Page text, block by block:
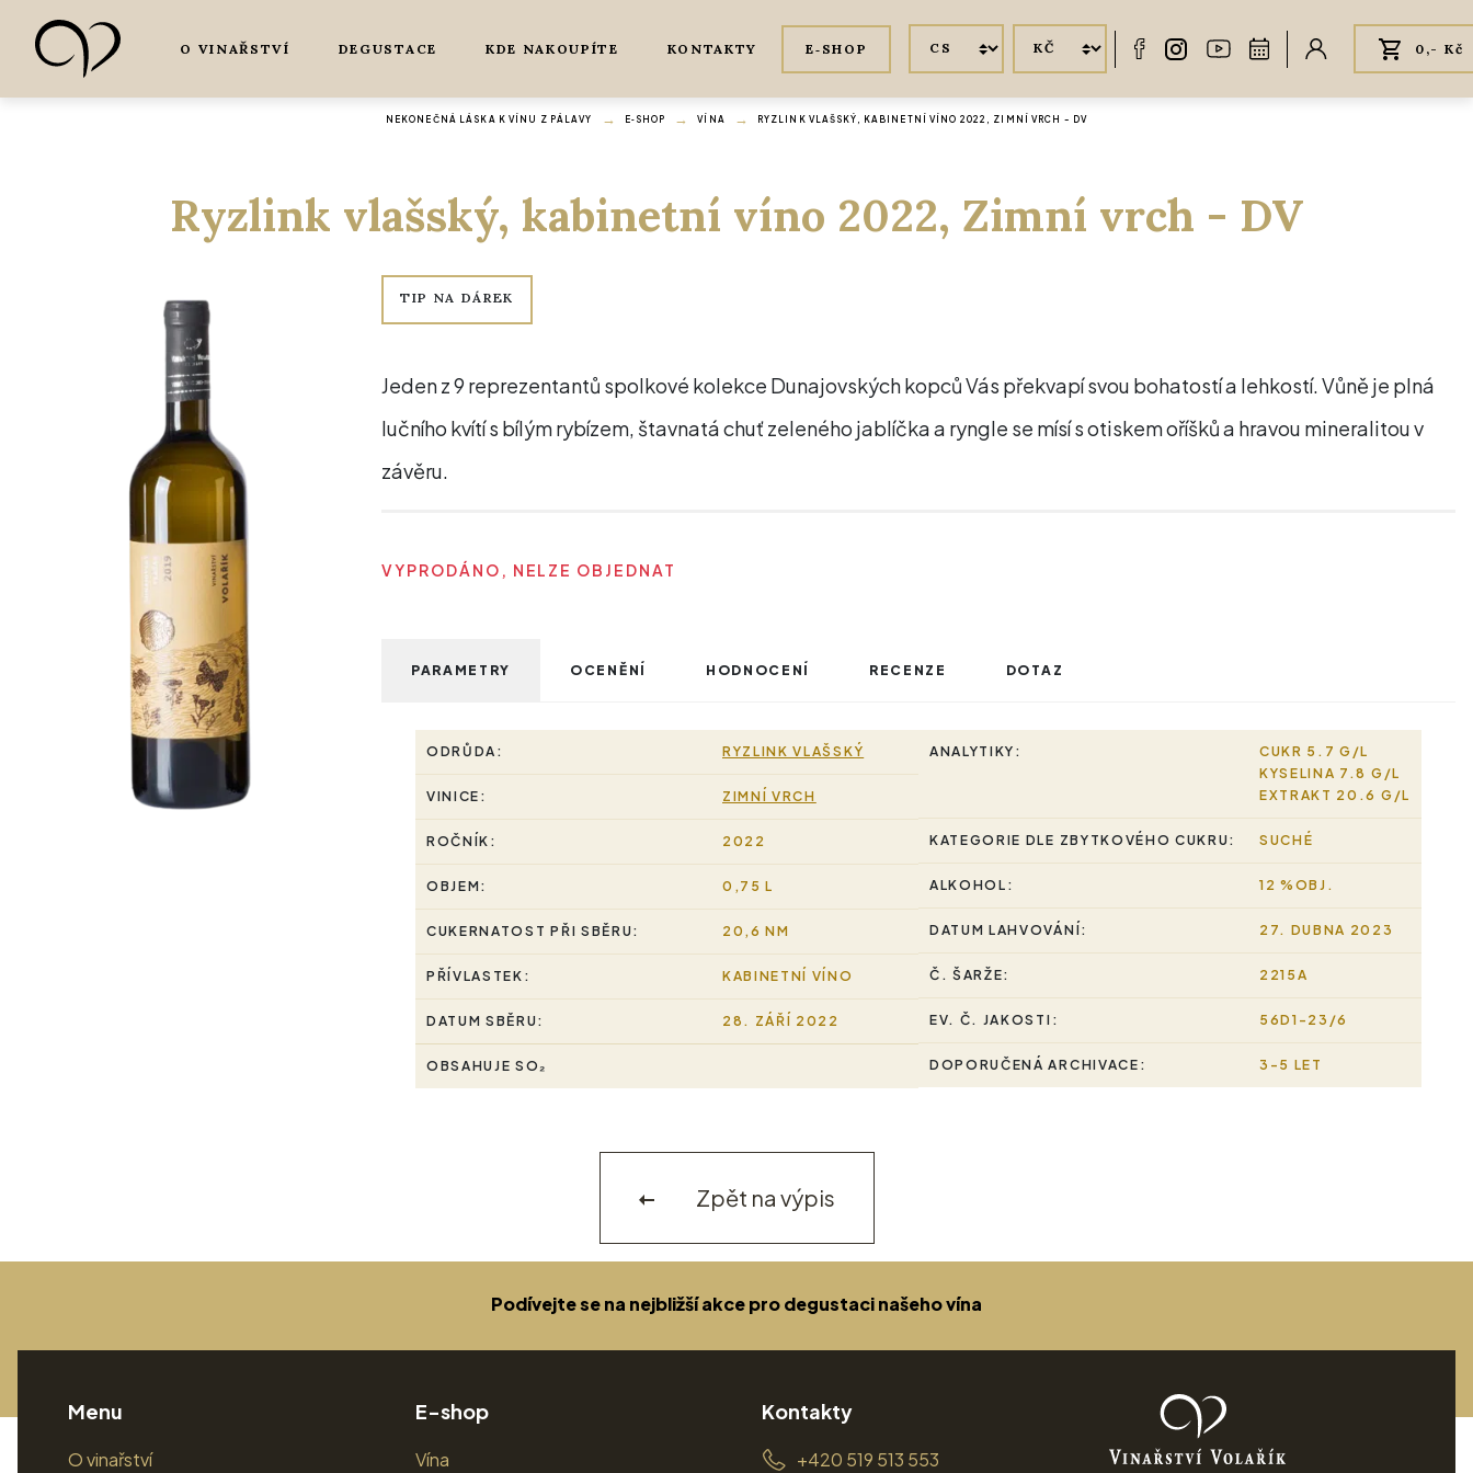
O VINAŘSTVÍ DEGUSTACE KDE NAKOUPÍTE KONTAKTY E‑SHOP 0,- Kč
NEKONEČNÁ LÁSKA K VÍNU Z PÁLAVY E‑SHOP VÍNA RYZLINK VLAŠSKÝ, KABINETNÍ VÍNO 2022, ZIMNÍ VRCH - DV
Ryzlink vlašský, kabinetní víno 2022, Zimní vrch - DV
TIP NA DÁREK
Jeden z 9 reprezentantů spolkové kolekce Dunajovských kopců Vás překvapí svou bohatostí a lehkostí. Vůně je plná
lučního kvítí s bílým rybízem, štavnatá chuť zeleného jablíčka a ryngle se mísí s otiskem oříšků a hravou mineralitou v
závěru.
VYPRODÁNO, NELZE OBJEDNAT
PARAMETRY OCENĚNÍ HODNOCENÍ RECENZE DOTAZ
ODRŮDA: RYZLINK VLAŠSKÝ
VINICE: ZIMNÍ VRCH
ROČNÍK: 2022
OBJEM: 0,75 L
CUKERNATOST PŘI SBĚRU: 20,6 NM
PŘÍVLASTEK: KABINETNÍ VÍNO
DATUM SBĚRU: 28. ZÁŘÍ 2022
OBSAHUJE SO₂
ANALYTIKY:
CUKR 5.7 G/L
KYSELINA 7.8 G/L
EXTRAKT 20.6 G/L
KATEGORIE DLE ZBYTKOVÉHO CUKRU: SUCHÉ
ALKOHOL: 12 %OBJ.
DATUM LAHVOVÁNÍ: 27. DUBNA 2023
Č. ŠARŽE: 2215A
EV. Č. JAKOSTI: 56D1-23/6
DOPORUČENÁ ARCHIVACE: 3-5 LET
Zpět na výpis
Podívejte se na nejbližší akce pro degustaci našeho vína
Menu
O vinařství
E-shop
Vína
Kontakty
+420 519 513 553